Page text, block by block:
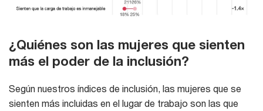
¿Quiénes son las mujeres que sienten
más el poder de la inclusión?
Según nuestros índices de inclusión, las mujeres que se
sienten más incluidas en el lugar de trabajo son las que